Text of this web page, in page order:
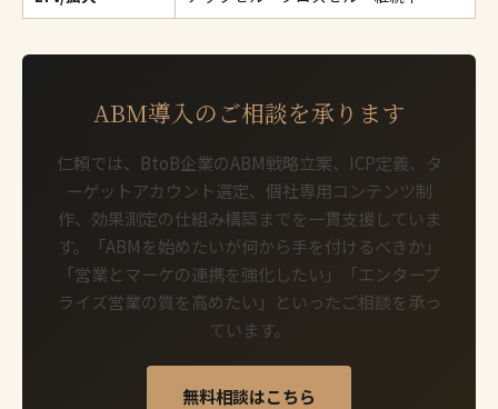
ABM導入のご相談を承ります
仁頼では、BtoB企業のABM戦略立案、ICP定義、タ
ーゲットアカウント選定、個社専用コンテンツ制
作、効果測定の仕組み構築までを一貫支援していま
す。「ABMを始めたいが何から手を付けるべきか」
「営業とマーケの連携を強化したい」「エンタープ
ライズ営業の質を高めたい」といったご相談を承っ
ています。
無料相談はこちら